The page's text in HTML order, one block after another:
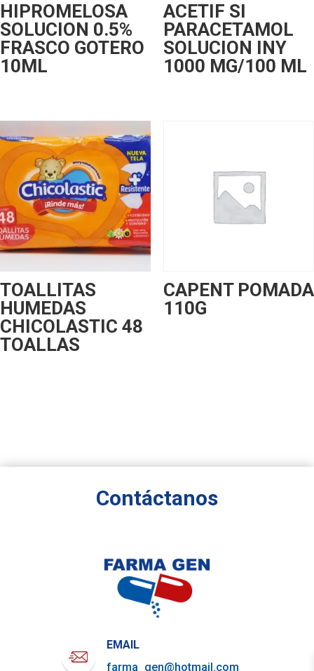
HIPROMELOSA
SOLUCION 0.5%
FRASCO GOTERO
10ML
ACETIF SI
PARACETAMOL
SOLUCION INY
1000 MG/100 ML
TOALLITAS
HUMEDAS
CHICOLASTIC 48
TOALLAS
CAPENT POMADA
110G
Contáctanos
EMAIL
farma_gen@hotmail.com